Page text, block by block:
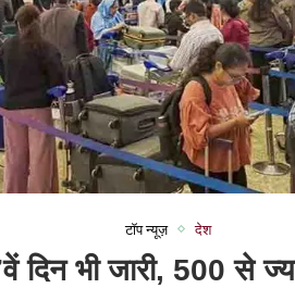
टॉप न्यूज़ देश
दिन भी जारी, 500 से